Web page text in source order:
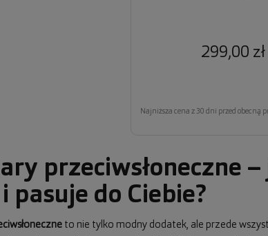
299,00 zł
Najniższa cena z 30 dni przed obecną
przeciwsłoneczne
pasuje do Ciebie?
to nie tylko modny dodatek, ale przede